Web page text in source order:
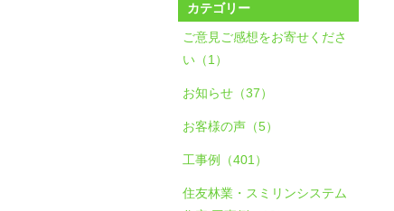
カテゴリー
ご意見ご感想をお寄せくださ
い（1）
お知らせ（37）
お客様の声（5）
工事例（401）
住友林業・スミリンシステム